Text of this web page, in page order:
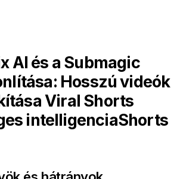
AI és a Submagic
Hosszú videók
Viral Shorts
intelligenciaShorts